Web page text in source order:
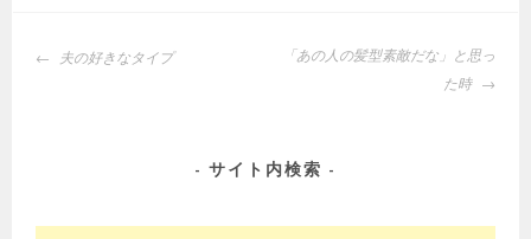
投
シ
夫の好きなタイプ
「あの人の髪型素敵だな」と思っ
た時
サイト内検索